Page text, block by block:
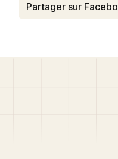
Partager sur